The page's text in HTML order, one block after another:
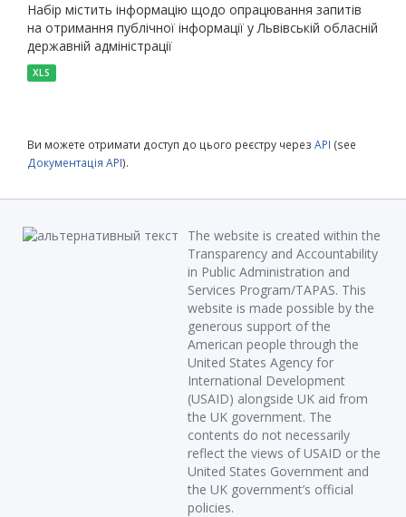
Набір містить інформацію щодо опрацювання запитів
на отримання публічної інформації у Львівській обласній
державній адміністрації
XLS
Ви можете отримати доступ до цього реєстру через API (see
Документація API).
The website is created within the
Transparency and Accountability
in Public Administration and
Services Program/TAPAS. This
website is made possible by the
generous support of the
American people through the
United States Agency for
International Development
(USAID) alongside UK aid from
the UK government. The
contents do not necessarily
reflect the views of USAID or the
United States Government and
the UK government’s official
policies.